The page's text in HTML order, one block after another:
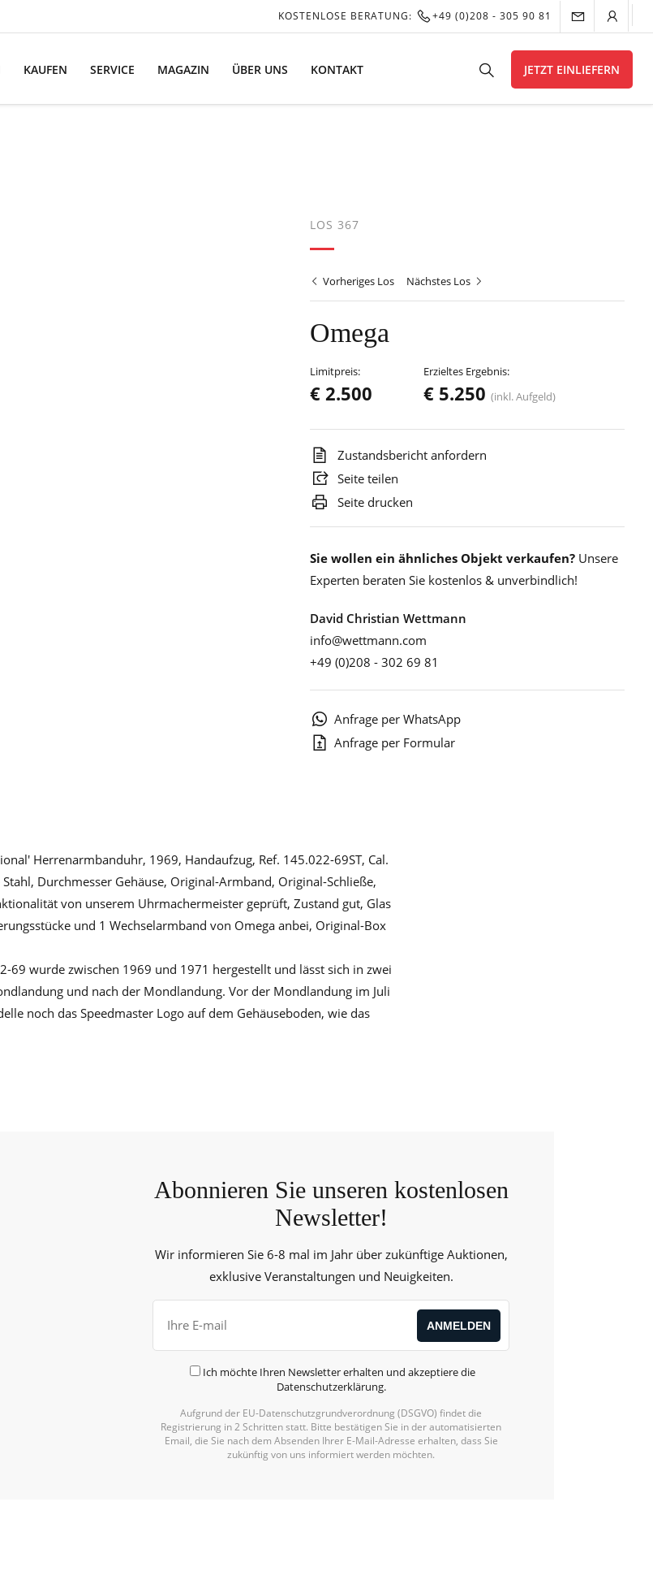
KOSTENLOSE BERATUNG: +49 (0)208 - 305 90 81
KAUFEN SERVICE MAGAZIN ÜBER UNS KONTAKT JETZT EINLIEFERN
LOS 367
Vorheriges Los Nächstes Los
Omega
Limitpreis:
€ 2.500
Erzieltes Ergebnis:
€ 5.250 (inkl. Aufgeld)
Zustandsbericht anfordern
Seite teilen
Seite drucken
Sie wollen ein ähnliches Objekt verkaufen?Unsere
Experten beraten Sie kostenlos & unverbindlich!
David Christian Wettmann
info@wettmann.com
+49 (0)208 - 302 69 81
Anfrage per WhatsApp
Anfrage per Formular
Herrenarmbanduhr, 1969, Handaufzug, Ref. 145.022-69ST, Cal.
Durchmesser Gehäuse, Original-Armband, Original-Schließe,
von unserem Uhrmachermeister geprüft, Zustand gut, Glas
und 1 Wechselarmband von Omega anbei, Original-Box
69 wurde zwischen 1969 und 1971 hergestellt und lässt sich in zwei
und nach der Mondlandung. Vor der Mondlandung im Juli
noch das Speedmaster Logo auf dem Gehäuseboden, wie das
Abonnieren Sie unseren kostenlosen
Newsletter!
Wir informieren Sie 6-8 mal im Jahr über zukünftige Auktionen,
exklusive Veranstaltungen und Neuigkeiten.
Ich möchte Ihren Newsletter erhalten und akzeptiere die
Datenschutzerklärung.
Aufgrund der EU-Datenschutzgrundverordnung (DSGVO) findet die
Registrierung in 2 Schritten statt. Bitte bestätigen Sie in der automatisierten
Email, die Sie nach dem Absenden Ihrer E-Mail-Adresse erhalten, dass Sie
zukünftig von uns informiert werden möchten.